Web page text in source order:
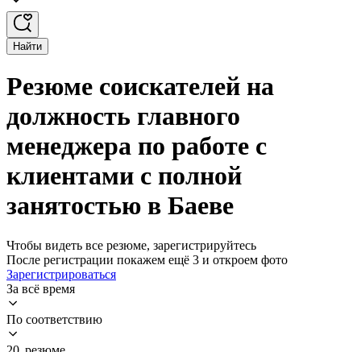
Найти
Резюме соискателей на
должность главного
менеджера по работе с
клиентами с полной
занятостью в Баеве
Чтобы видеть все резюме, зарегистрируйтесь
После регистрации покажем ещё 3 и откроем фото
Зарегистрироваться
За всё время
По соответствию